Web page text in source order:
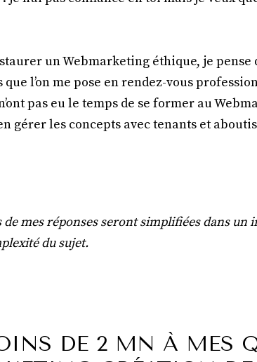
un Webmarketing éthique, je pense
l’on me pose en rendez-vous
pas eu le temps de se former au
gérer les concepts avec tenants et
mes réponses seront simplifiées dans un
du sujet.
DE 2 MN À MES